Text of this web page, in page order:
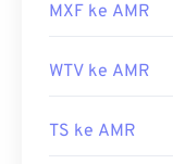
MXF ke AMR
WTV ke AMR
TS ke AMR